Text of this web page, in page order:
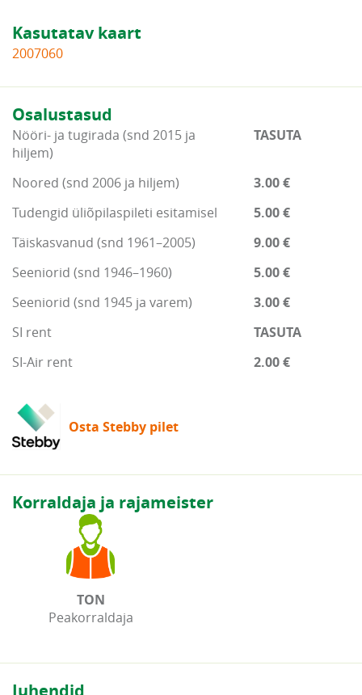
Kasutatav kaart
2007060
Osalustasud
Nööri- ja tugirada (snd 2015 ja
hiljem)
TASUTA
Noored (snd 2006 ja hiljem)
3.00 €
Tudengid üliõpilaspileti esitamisel
5.00 €
Täiskasvanud (snd 1961–2005)
9.00 €
Seeniorid (snd 1946–1960)
5.00 €
Seeniorid (snd 1945 ja varem)
3.00 €
SI rent
TASUTA
SI-Air rent
2.00 €
Osta Stebby pilet
Korraldaja ja rajameister
TON
Peakorraldaja
Juhendid